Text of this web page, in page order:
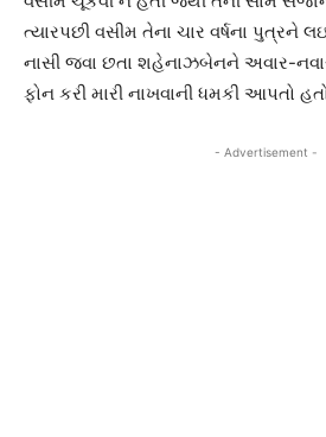
ત્યારપછી વસીમ તેના ચાર વર્ષના પુત્રને
નાસી જવા છતા શહેનાઝબેનને અવાર-
ફોન કરી મારી નાખવાની ધમકી આપતો
- Advertisement -